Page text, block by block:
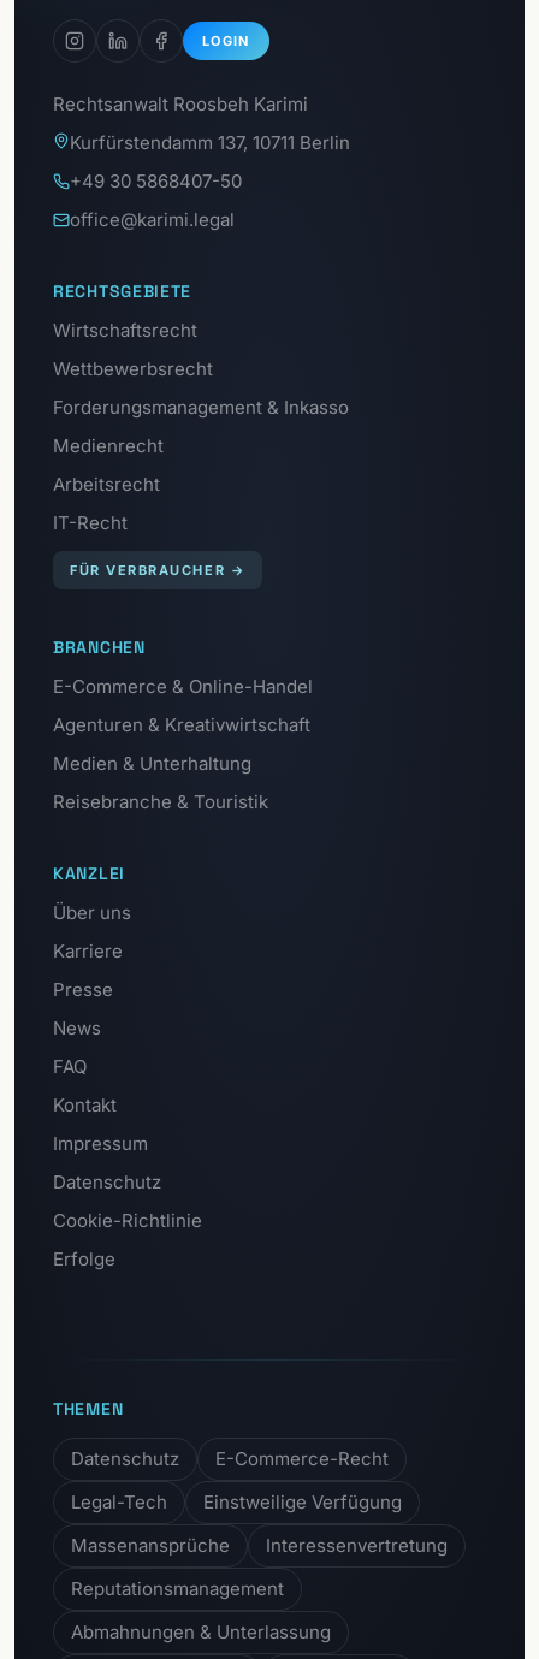
LOGIN
Rechtsanwalt Roosbeh Karimi
Kurfürstendamm 137, 10711 Berlin
+49 30 5868407-50
office@karimi.legal
RECHTSGEBIETE
Wirtschaftsrecht
Wettbewerbsrecht
Forderungsmanagement & Inkasso
Medienrecht
Arbeitsrecht
IT-Recht
FÜR VERBRAUCHER →
BRANCHEN
E-Commerce & Online-Handel
Agenturen & Kreativwirtschaft
Medien & Unterhaltung
Reisebranche & Touristik
KANZLEI
Über uns
Karriere
Presse
News
FAQ
Kontakt
Impressum
Datenschutz
Cookie-Richtlinie
Erfolge
THEMEN
Datenschutz
E-Commerce-Recht
Legal-Tech
Einstweilige Verfügung
Massenansprüche
Interessenvertretung
Reputationsmanagement
Abmahnungen & Unterlassung